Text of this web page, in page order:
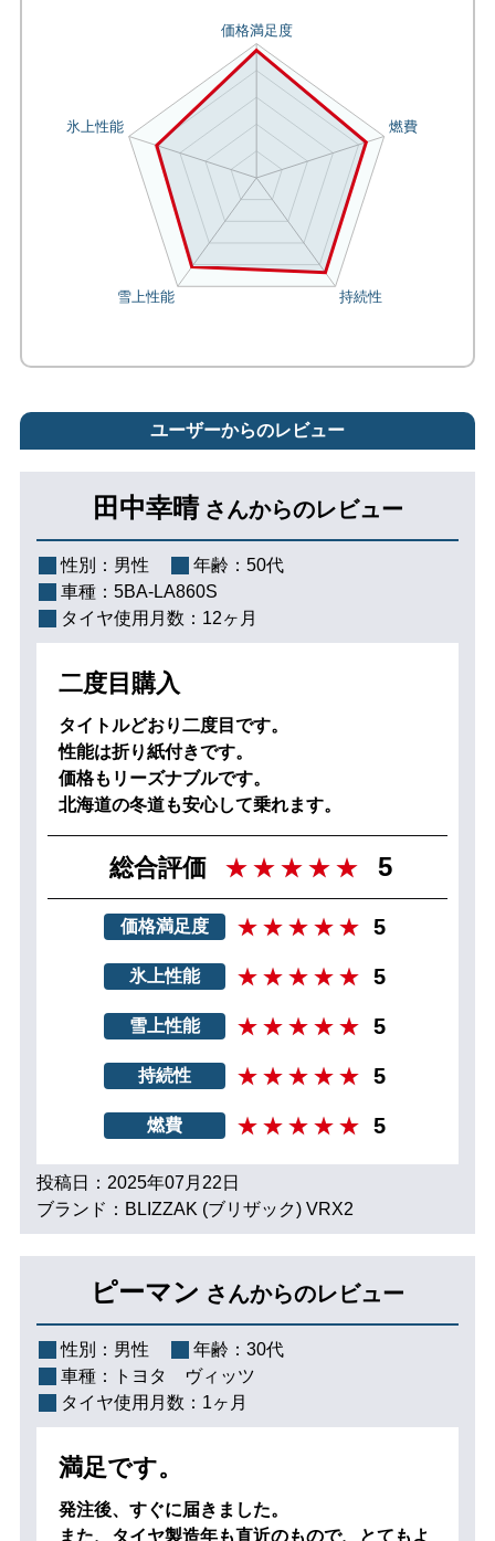
ユーザーからのレビュー
田中幸晴 さんからのレビュー
性別： 男性 年齢： 50代
車種： 5BA-LA860S
タイヤ使用月数： 12ヶ月
二度目購入
タイトルどおり二度目です。
性能は折り紙付きです。
価格もリーズナブルです。
北海道の冬道も安心して乗れます。
総合評価 5
価格満足度 5
氷上性能 5
雪上性能 5
持続性 5
燃費 5
投稿日：2025年07月22日
ブランド：BLIZZAK (ブリザック) VRX2
ピーマン さんからのレビュー
性別： 男性 年齢： 30代
車種：
トヨタ ヴィッツ
タイヤ使用月数： 1ヶ月
満足です。
発注後、すぐに届きました。
また、タイヤ製造年も直近のもので、とてもよ